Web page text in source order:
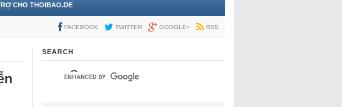
CHO THOIBAO.DE
FACEBOOK TWITTER GOOGLE+ RSS
SEARCH